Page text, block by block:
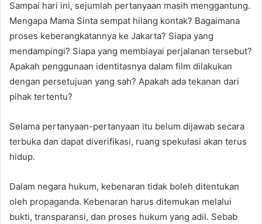
Sampai hari ini, sejumlah pertanyaan masih menggantung.
Mengapa Mama Sinta sempat hilang kontak? Bagaimana
proses keberangkatannya ke Jakarta? Siapa yang
mendampingi? Siapa yang membiayai perjalanan tersebut?
Apakah penggunaan identitasnya dalam film dilakukan
dengan persetujuan yang sah? Apakah ada tekanan dari
pihak tertentu?
Selama pertanyaan-pertanyaan itu belum dijawab secara
terbuka dan dapat diverifikasi, ruang spekulasi akan terus
hidup.
Dalam negara hukum, kebenaran tidak boleh ditentukan
oleh propaganda. Kebenaran harus ditemukan melalui
bukti, transparansi, dan proses hukum yang adil. Sebab